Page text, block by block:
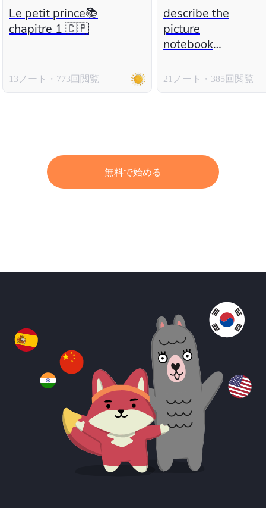
Le petit prince📚
chapitre 1 🇨🇵
13ノート・773回閲覧
describe the
picture
notebook
21ノート・385回閲覧
無料で始める